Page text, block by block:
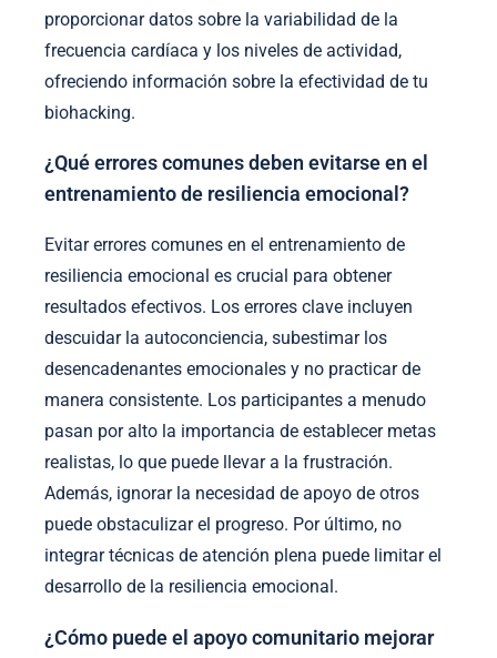
proporcionar datos sobre la variabilidad de la
frecuencia cardíaca y los niveles de actividad,
ofreciendo información sobre la efectividad de tu
biohacking.
¿Qué errores comunes deben evitarse en el
entrenamiento de resiliencia emocional?
Evitar errores comunes en el entrenamiento de
resiliencia emocional es crucial para obtener
resultados efectivos. Los errores clave incluyen
descuidar la autoconciencia, subestimar los
desencadenantes emocionales y no practicar de
manera consistente. Los participantes a menudo
pasan por alto la importancia de establecer metas
realistas, lo que puede llevar a la frustración.
Además, ignorar la necesidad de apoyo de otros
puede obstaculizar el progreso. Por último, no
integrar técnicas de atención plena puede limitar el
desarrollo de la resiliencia emocional.
¿Cómo puede el apoyo comunitario mejorar